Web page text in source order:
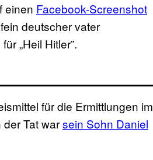
einen Facebook-Screenshot
deutscher vater
„Heil Hitler”.
für die Ermittlungen im
Tat warsein Sohn Daniel